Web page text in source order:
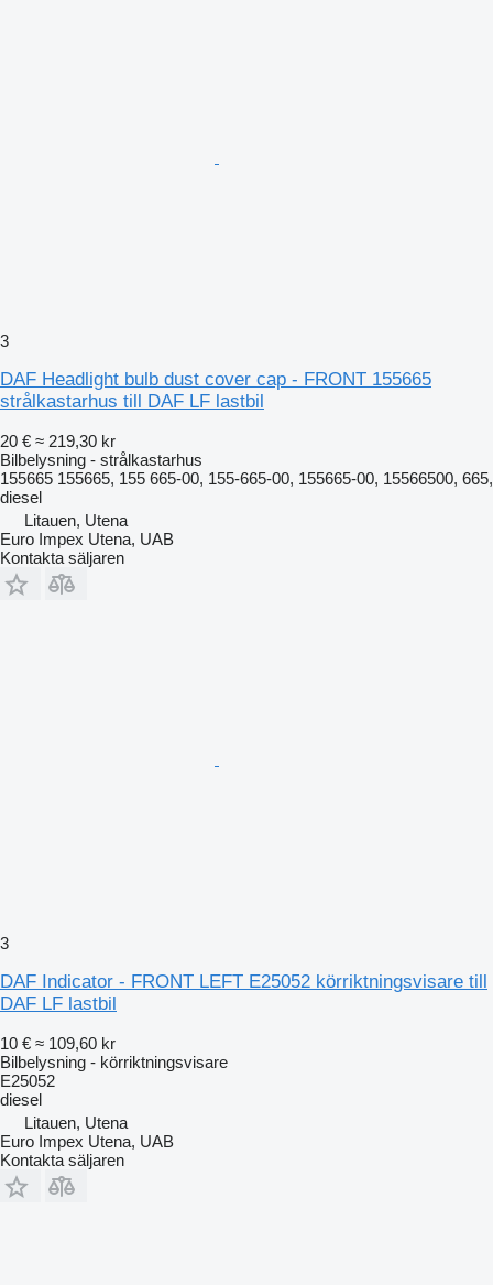
3
DAF Headlight bulb dust cover cap - FRONT 155665
strålkastarhus till DAF LF lastbil
20 € ≈ 219,30 kr
Bilbelysning - strålkastarhus
155665 155665, 155 665-00, 155-665-00, 155665-00, 15566500, 665,
diesel
Litauen, Utena
Euro Impex Utena, UAB
Kontakta säljaren
3
DAF Indicator - FRONT LEFT E25052 körriktningsvisare till
DAF LF lastbil
10 € ≈ 109,60 kr
Bilbelysning - körriktningsvisare
E25052
diesel
Litauen, Utena
Euro Impex Utena, UAB
Kontakta säljaren